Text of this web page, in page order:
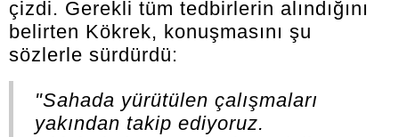
çizdi. Gerekli tüm tedbirlerin alındığını
belirten Kökrek, konuşmasını şu
sözlerle sürdürdü:
"Sahada yürütülen çalışmaları
yakından takip ediyoruz.